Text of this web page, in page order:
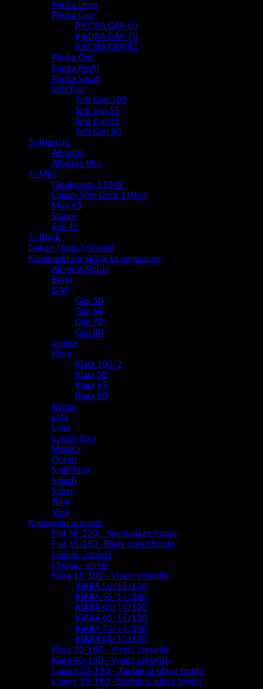
Piedra Drop
Piedra Gap
PIEDRA GAP 60
PIEDRA GAP 70
PIEDRA GAP 80
Piedra One
Piedra Profil
Piedra Smart
Soft Gap
Soft Gap 100
Soft gap 55
Soft gap 65
Soft Gap 80
3.-Klasični
Albatros
Albatros Plus
4.-Mini
Cloakroom 11049
Luxury Slim Door 11054
Mini 45
Stance
Sun 45
5.-Black
Dekori ( boje ) modela
Kupaonski namještaj sa ogledalom
Albatros Retro
Berta
GAP
Gap 50
Gap 60
Gap 70
Gap 80
Inspire
Kiara
Kiara 100/2
Kiara 50
Kiara 65
Kiara 80
Korina
Lota
Luna
Luxury Riva
Monica
Ocean
Shelf Riva
Splash
Super
Tulia
Viva
Kupaonski ormarići
Flat 35-120 - Ravni obrez fronte
Flat 35-180 -Ravni obrez fronte
I Serija - stojeći
I Serija - viseći
Kiara 15-100 - Viseći ormarići
KIARA 50/15/100
KIARA 55/15/100
KIARA 60/15/100
KIARA 65/15/100
KIARA 70/15/100
KIARA 80/15/100
Kiara 30-180 - Viseći ormarići
Kiara 40-150 - Viseći ormarići
Luxury 35-120 - Zaobljeni obrez fronte
Luxury 35-180 -Zaobljeni obrez fronte